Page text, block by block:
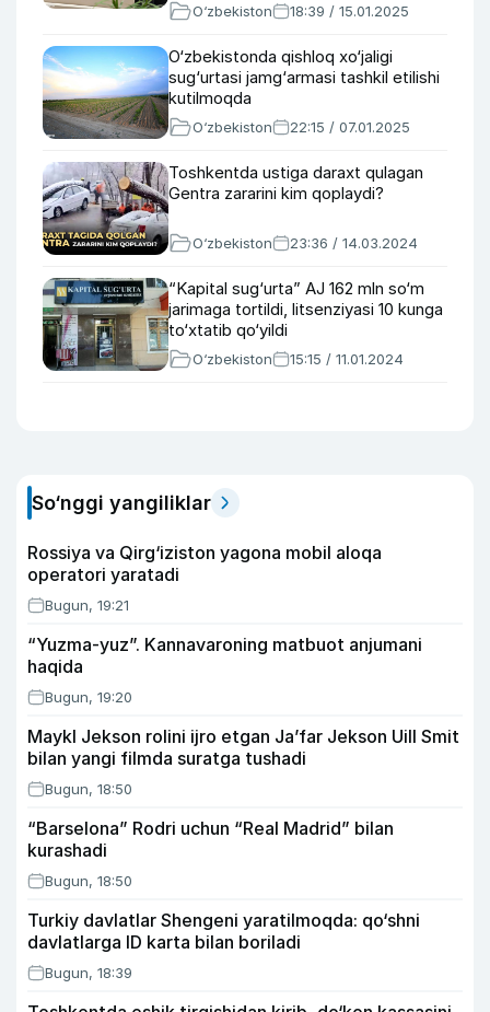
O‘zbekiston 18:39 / 15.01.2025
O‘zbekistonda qishloq xo‘jaligi
sug‘urtasi jamg‘armasi tashkil etilishi
kutilmoqda
O‘zbekiston 22:15 / 07.01.2025
Toshkentda ustiga daraxt qulagan
Gentra zararini kim qoplaydi?
O‘zbekiston 23:36 / 14.03.2024
“Kapital sug‘urta” AJ 162 mln so‘m
jarimaga tortildi, litsenziyasi 10 kunga
to‘xtatib qo‘yildi
O‘zbekiston 15:15 / 11.01.2024
So‘nggi yangiliklar
Rossiya va Qirg‘iziston yagona mobil aloqa
operatori yaratadi
Bugun, 19:21
“Yuzma-yuz”. Kannavaroning matbuot anjumani
haqida
Bugun, 19:20
Maykl Jekson rolini ijro etgan Ja’far Jekson Uill Smit
bilan yangi filmda suratga tushadi
Bugun, 18:50
“Barselona” Rodri uchun “Real Madrid” bilan
kurashadi
Bugun, 18:50
Turkiy davlatlar Shengeni yaratilmoqda: qo‘shni
davlatlarga ID karta bilan boriladi
Bugun, 18:39